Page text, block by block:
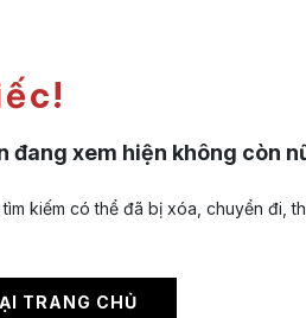
đang xem hiện không còn
kiếm có thể đã bị xóa, chuyển đi,
TRANG CHỦ